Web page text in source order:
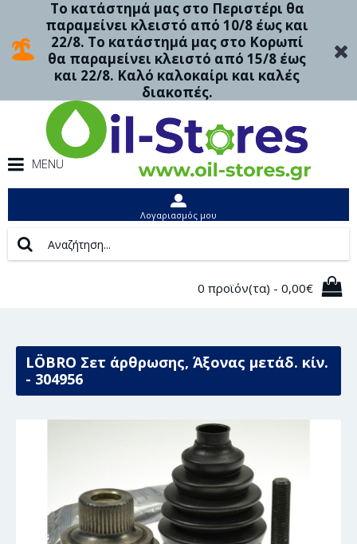
Το κατάστημά μας στο Περιστέρι θα
παραμείνει κλειστό από 10/8 έως και
22/8. Το κατάστημά μας στο Κορωπί
θα παραμείνει κλειστό από 15/8 έως
και 22/8. Καλό καλοκαίρι και καλές
διακοπές.
MENU
Λογαριασμός μου
0 προϊόν(τα) - 0,00€
LÖBRO Σετ άρθρωσης, Άξονας μετάδ. κίν.
- 304956